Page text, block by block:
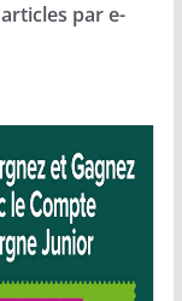
par e-